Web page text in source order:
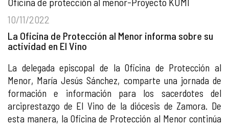
10/11/2022
La Oficina de Protección al Menor informa sobre su
actividad en El Vino
La delegada episcopal de la Oficina de Protección al
Menor, María Jesús Sánchez, comparte una jornada de
formación e información para los sacerdotes del
arciprestazgo de El Vino de la diócesis de Zamora. De
esta manera, la Oficina de Protección al Menor continúa